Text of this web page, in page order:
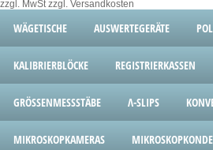
zzgl. MwStzzgl. Versandkosten
WÄGETISCHE AUSWERTEGERÄTE
KALIBRIERBLÖCKE REGISTRIERKASSEN
GRÖSSENMESSSTÄBE Λ-SLIPS
MIKROSKOPKAMERAS